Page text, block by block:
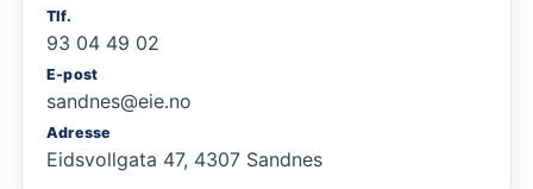
Tlf.
93 04 49 02
E-post
sandnes@eie.no
Adresse
Eidsvollgata 47, 4307 Sandnes